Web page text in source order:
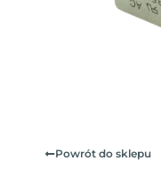
Powrót do sklepu